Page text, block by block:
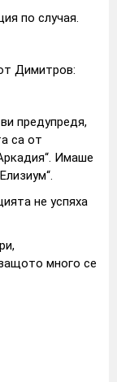
по случая.
Димитров:
предупредя,
са от
Имаше
не успяха
много се